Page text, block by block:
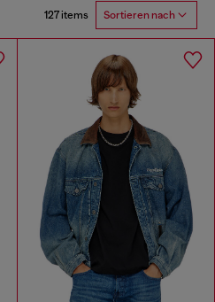
127 items Sortieren nach